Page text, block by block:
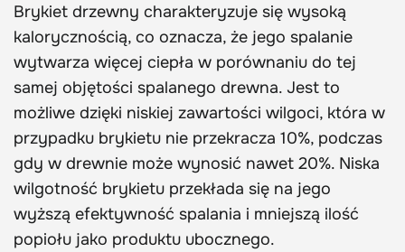
Brykiet drzewny charakteryzuje się wysoką
kalorycznością, co oznacza, że jego spalanie
wytwarza więcej ciepła w porównaniu do tej
samej objętości spalanego drewna. Jest to
możliwe dzięki niskiej zawartości wilgoci, która w
przypadku brykietu nie przekracza 10%, podczas
gdy w drewnie może wynosić nawet 20%. Niska
wilgotność brykietu przekłada się na jego
wyższą efektywność spalania i mniejszą ilość
popiołu jako produktu ubocznego.